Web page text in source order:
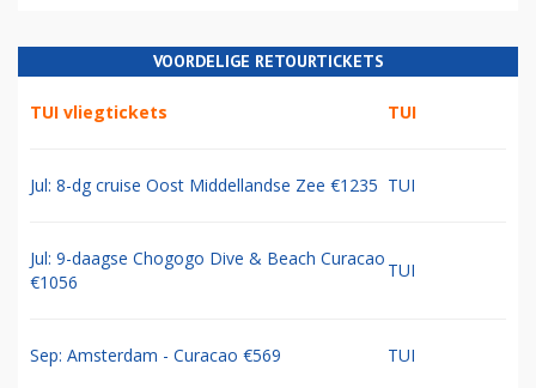
VOORDELIGE RETOURTICKETS
TUI vliegtickets TUI
Jul: 8-dg cruise Oost Middellandse Zee €1235 TUI
Jul: 9-daagse Chogogo Dive & Beach Curacao
€1056
TUI
Sep: Amsterdam - Curacao €569 TUI